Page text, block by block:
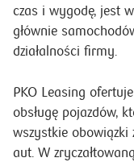
czas i wygodę, jest
głównie
działalności firmy.
PKO Leasing
obsługę pojazdów,
wszystkie obowiązki
aut. W